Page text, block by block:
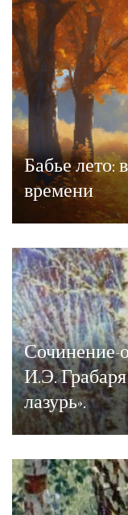
Бабье лето:
времени
И.Э.
лазурь».